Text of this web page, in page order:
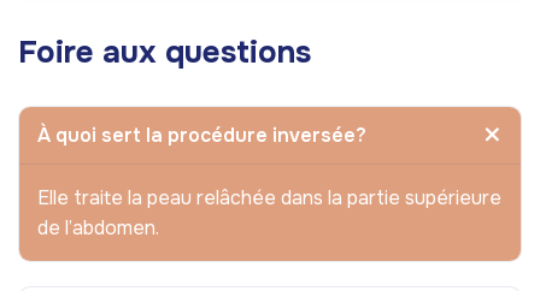
Foire aux questions
À quoi sert la procédure inversée?
Elle traite la peau relâchée dans la partie supérieure
de l’abdomen.